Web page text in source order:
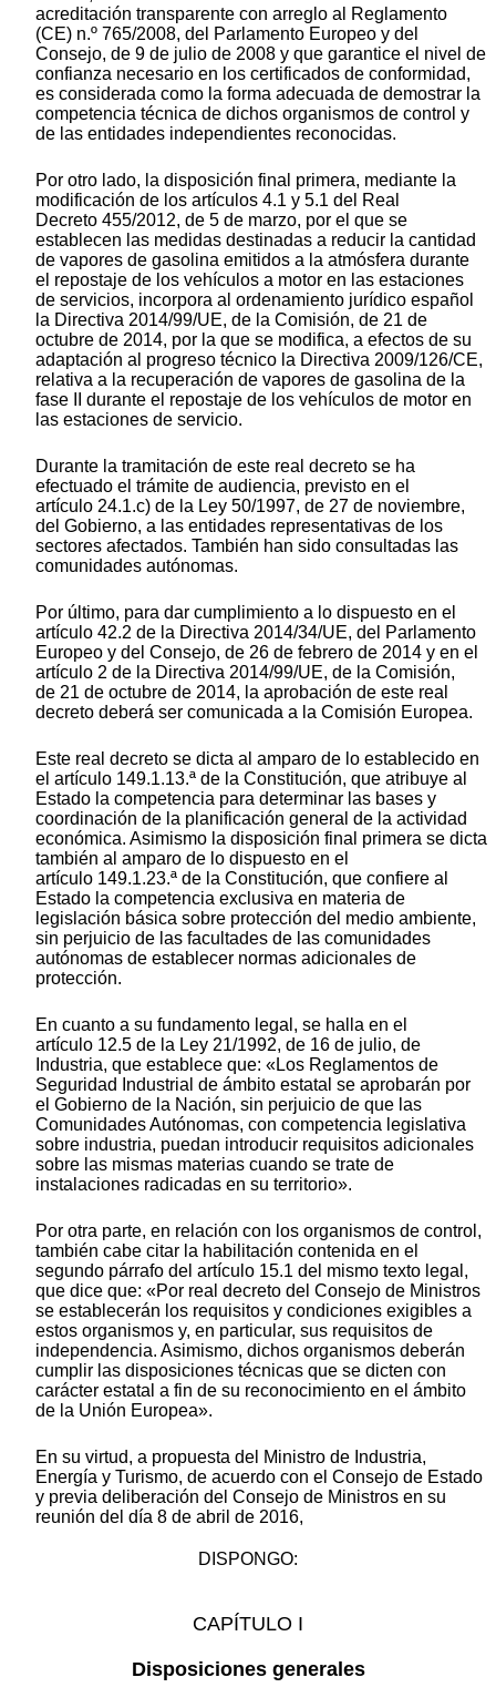
acreditación transparente con arreglo al Reglamento
(CE) n.º 765/2008, del Parlamento Europeo y del
Consejo, de 9 de julio de 2008 y que garantice el nivel de
confianza necesario en los certificados de conformidad,
es considerada como la forma adecuada de demostrar la
competencia técnica de dichos organismos de control y
de las entidades independientes reconocidas.
Por otro lado, la disposición final primera, mediante la
modificación de los artículos 4.1 y 5.1 del Real
Decreto 455/2012, de 5 de marzo, por el que se
establecen las medidas destinadas a reducir la cantidad
de vapores de gasolina emitidos a la atmósfera durante
el repostaje de los vehículos a motor en las estaciones
de servicios, incorpora al ordenamiento jurídico español
la Directiva 2014/99/UE, de la Comisión, de 21 de
octubre de 2014, por la que se modifica, a efectos de su
adaptación al progreso técnico la Directiva 2009/126/CE,
relativa a la recuperación de vapores de gasolina de la
fase II durante el repostaje de los vehículos de motor en
las estaciones de servicio.
Durante la tramitación de este real decreto se ha
efectuado el trámite de audiencia, previsto en el
artículo 24.1.c) de la Ley 50/1997, de 27 de noviembre,
del Gobierno, a las entidades representativas de los
sectores afectados. También han sido consultadas las
comunidades autónomas.
Por último, para dar cumplimiento a lo dispuesto en el
artículo 42.2 de la Directiva 2014/34/UE, del Parlamento
Europeo y del Consejo, de 26 de febrero de 2014 y en el
artículo 2 de la Directiva 2014/99/UE, de la Comisión,
de 21 de octubre de 2014, la aprobación de este real
decreto deberá ser comunicada a la Comisión Europea.
Este real decreto se dicta al amparo de lo establecido en
el artículo 149.1.13.ª de la Constitución, que atribuye al
Estado la competencia para determinar las bases y
coordinación de la planificación general de la actividad
económica. Asimismo la disposición final primera se dicta
también al amparo de lo dispuesto en el
artículo 149.1.23.ª de la Constitución, que confiere al
Estado la competencia exclusiva en materia de
legislación básica sobre protección del medio ambiente,
sin perjuicio de las facultades de las comunidades
autónomas de establecer normas adicionales de
protección.
En cuanto a su fundamento legal, se halla en el
artículo 12.5 de la Ley 21/1992, de 16 de julio, de
Industria, que establece que: «Los Reglamentos de
Seguridad Industrial de ámbito estatal se aprobarán por
el Gobierno de la Nación, sin perjuicio de que las
Comunidades Autónomas, con competencia legislativa
sobre industria, puedan introducir requisitos adicionales
sobre las mismas materias cuando se trate de
instalaciones radicadas en su territorio».
Por otra parte, en relación con los organismos de control,
también cabe citar la habilitación contenida en el
segundo párrafo del artículo 15.1 del mismo texto legal,
que dice que: «Por real decreto del Consejo de Ministros
se establecerán los requisitos y condiciones exigibles a
estos organismos y, en particular, sus requisitos de
independencia. Asimismo, dichos organismos deberán
cumplir las disposiciones técnicas que se dicten con
carácter estatal a fin de su reconocimiento en el ámbito
de la Unión Europea».
En su virtud, a propuesta del Ministro de Industria,
Energía y Turismo, de acuerdo con el Consejo de Estado
y previa deliberación del Consejo de Ministros en su
reunión del día 8 de abril de 2016,
DISPONGO:
CAPÍTULO I
Disposiciones generales